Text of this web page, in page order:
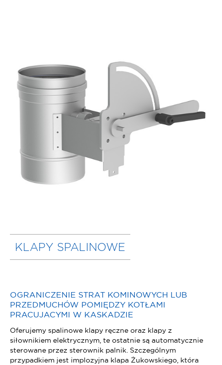
KLAPY SPALINOWE
OGRANICZENIE STRAT KOMINOWYCH LUB
PRZEDMUCHÓW POMIĘDZY KOTŁAMI
PRACUJACYMI W KASKADZIE
Oferujemy spalinowe klapy ręczne oraz klapy z
siłownikiem elektrycznym, te ostatnie są automatycznie
sterowane przez sterownik palnik. Szczególnym
przypadkiem jest implozyjna klapa Żukowskiego, która